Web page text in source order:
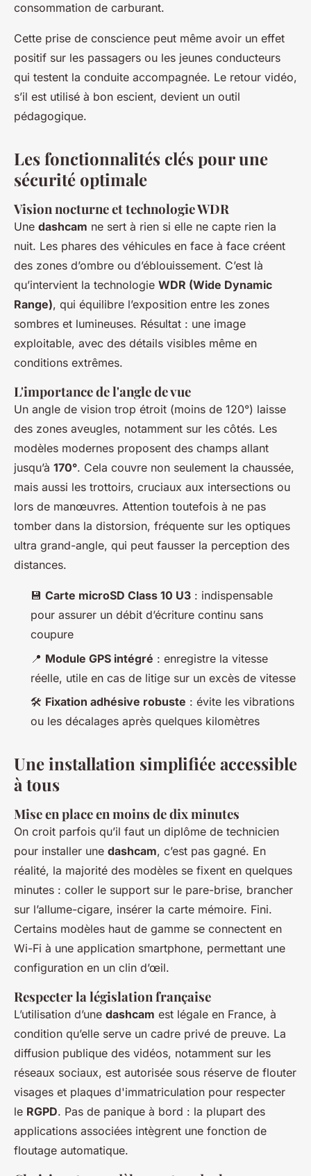
consommation de carburant.
Cette prise de conscience peut même avoir un effet
positif sur les passagers ou les jeunes conducteurs
qui testent la conduite accompagnée. Le retour vidéo,
s’il est utilisé à bon escient, devient un outil
pédagogique.
Les fonctionnalités clés pour une
sécurité optimale
Vision nocturne et technologie WDR
Une dashcam ne sert à rien si elle ne capte rien la
nuit. Les phares des véhicules en face à face créent
des zones d’ombre ou d’éblouissement. C’est là
qu’intervient la technologie WDR (Wide Dynamic
Range), qui équilibre l’exposition entre les zones
sombres et lumineuses. Résultat : une image
exploitable, avec des détails visibles même en
conditions extrêmes.
L'importance de l'angle de vue
Un angle de vision trop étroit (moins de 120°) laisse
des zones aveugles, notamment sur les côtés. Les
modèles modernes proposent des champs allant
jusqu’à 170°. Cela couvre non seulement la chaussée,
mais aussi les trottoirs, cruciaux aux intersections ou
lors de manœuvres. Attention toutefois à ne pas
tomber dans la distorsion, fréquente sur les optiques
ultra grand-angle, qui peut fausser la perception des
distances.
💾 Carte microSD Class 10 U3 : indispensable
pour assurer un débit d’écriture continu sans
coupure
📍 Module GPS intégré : enregistre la vitesse
réelle, utile en cas de litige sur un excès de vitesse
🛠️ Fixation adhésive robuste : évite les vibrations
ou les décalages après quelques kilomètres
Une installation simplifiée accessible
à tous
Mise en place en moins de dix minutes
On croit parfois qu’il faut un diplôme de technicien
pour installer une dashcam, c’est pas gagné. En
réalité, la majorité des modèles se fixent en quelques
minutes : coller le support sur le pare-brise, brancher
sur l’allume-cigare, insérer la carte mémoire. Fini.
Certains modèles haut de gamme se connectent en
Wi-Fi à une application smartphone, permettant une
configuration en un clin d’œil.
Respecter la législation française
L’utilisation d’une dashcam est légale en France, à
condition qu’elle serve un cadre privé de preuve. La
diffusion publique des vidéos, notamment sur les
réseaux sociaux, est autorisée sous réserve de flouter
visages et plaques d'immatriculation pour respecter
le RGPD. Pas de panique à bord : la plupart des
applications associées intègrent une fonction de
floutage automatique.